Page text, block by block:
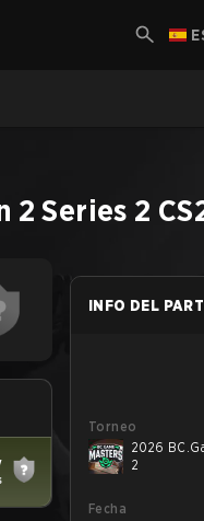
2 Series 2
INFO DEL
Torneo
2026
2
Fecha